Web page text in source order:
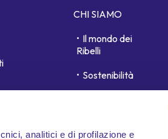
analitici e di profilazione e
CHI SIAMO
Il mondo dei
Ribelli
Sostenibilità